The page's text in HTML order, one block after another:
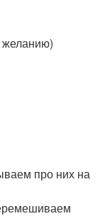
желанию)
про них на